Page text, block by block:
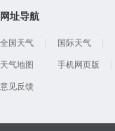
网址导航
全国天气 国际天气
天气地图 手机网页版
意见反馈